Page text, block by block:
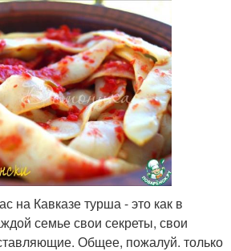
на Кавказе турша - это как в
семье свои секреты, свои
Общее, пожалуй. только